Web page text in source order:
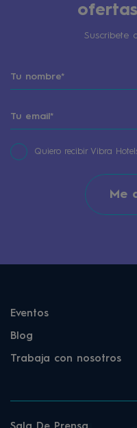
Suscribete
Quiero recibir Vibra
Me
Eventos
Blog
Trabaja con nosotros